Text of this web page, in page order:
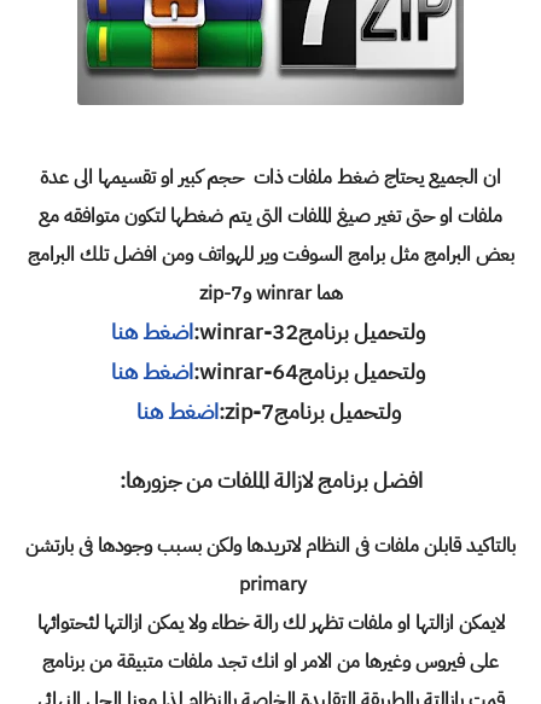
ان الجميع يحتاج ضغط ملفات ذات حجم كبير او تقسيمها الى عدة
ملفات او حتى تغير صيغ الملفات التى يتم ضغطها لتكون متوافقه مع
بعض البرامج مثل برامج السوفت وير للهواتف ومن افضل تلك البرامج
هما winrar و7-zip
ولتحميل برنامج32- winrar:اضغط هنا
ولتحميل برنامج64-
winrar:اضغط هنا
ولتحميل برنامج7-zip
:اضغط هنا
افضل برنامج لازالة الملفات من جزورها:
بالتاكيد قابلن ملفات فى النظام لاتريدها ولكن بسبب وجودها فى بارتشن
primary
لايمكن ازالتها او ملفات تظهر لك رالة خطاء ولا يمكن ازالتها لئحتوائها
على فيروس وغيرها من الامر او انك تجد ملفات متبيقة من برنامج